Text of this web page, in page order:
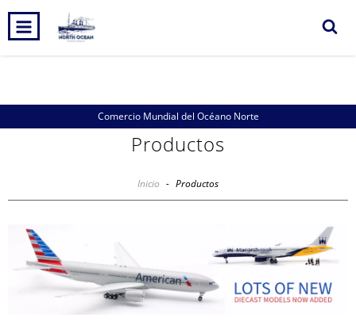
INICIO 0
Comercio Mundial del Océano Norte
Productos
Inicio - Productos